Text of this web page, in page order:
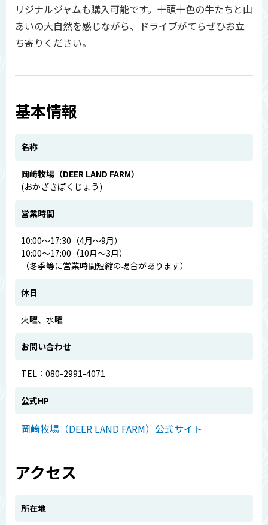
リジナルジャムも購入可能です。十頭十色の牛たちと山
あいの大自然を感じながら、ドライブがてらぜひお立
ち寄りください。
基本情報
名称
岡﨑牧場（DEER LAND FARM）
(おかざきぼくじょう)
営業時間
10:00～17:30（4月～9月）
10:00～17:00（10月～3月）
（冬季等に営業時間短縮の場合があります）
休日
火曜、水曜
お問い合わせ
TEL：080-2991-4071
公式HP
岡﨑牧場（DEER LAND FARM）公式サイト
アクセス
所在地